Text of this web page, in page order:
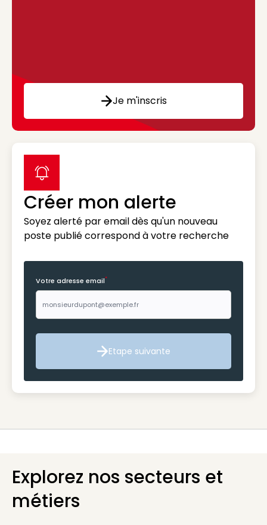
Je m'inscris
Créer mon alerte
Soyez alerté par email dès qu'un nouveau
poste publié correspond à votre recherche
label icon
Votre adresse email*
Etape suivante
Etape suivante
Explorez nos secteurs et
métiers